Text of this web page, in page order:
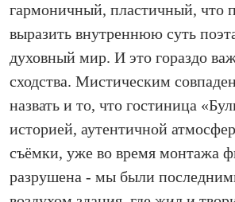
гармоничный, пластичный, что
выразить внутреннюю суть
духовный мир. И это гораздо
сходства. Мистическим
назвать и то, что гостиница
историей, аутентичной
съёмки, уже во время монтажа
разрушена - мы были